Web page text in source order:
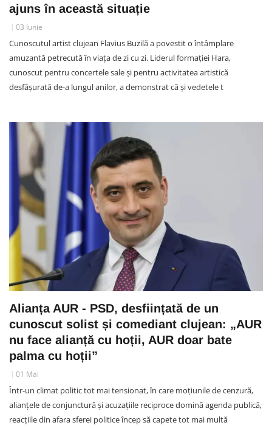
ajuns în această situație
03 Iunie
Cunoscutul artist clujean Flavius Buzilă a povestit o întâmplare
amuzantă petrecută în viața de zi cu zi. Liderul formației Hara,
cunoscut pentru concertele sale și pentru activitatea artistică
desfășurată de-a lungul anilor, a demonstrat că și vedetele t
Alianța AUR - PSD, desființată de un
cunoscut solist și comediant clujean: „AUR
nu face alianță cu hoții, AUR doar bate
palma cu hoții”
01 Mai
Într-un climat politic tot mai tensionat, în care moțiunile de cenzură,
alianțele de conjunctură și acuzațiile reciproce domină agenda publică,
reacțiile din afara sferei politice încep să capete tot mai multă